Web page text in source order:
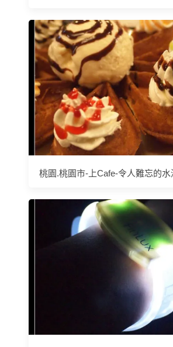
桃園.桃園市-上Cafe-令人難忘的